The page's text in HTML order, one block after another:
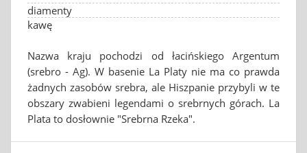
diamenty
kawę
Nazwa kraju pochodzi od łacińskiego Argentum
(srebro - Ag). W basenie La Platy nie ma co prawda
żadnych zasobów srebra, ale Hiszpanie przybyli w te
obszary zwabieni legendami o srebrnych górach. La
Plata to dosłownie "Srebrna Rzeka".